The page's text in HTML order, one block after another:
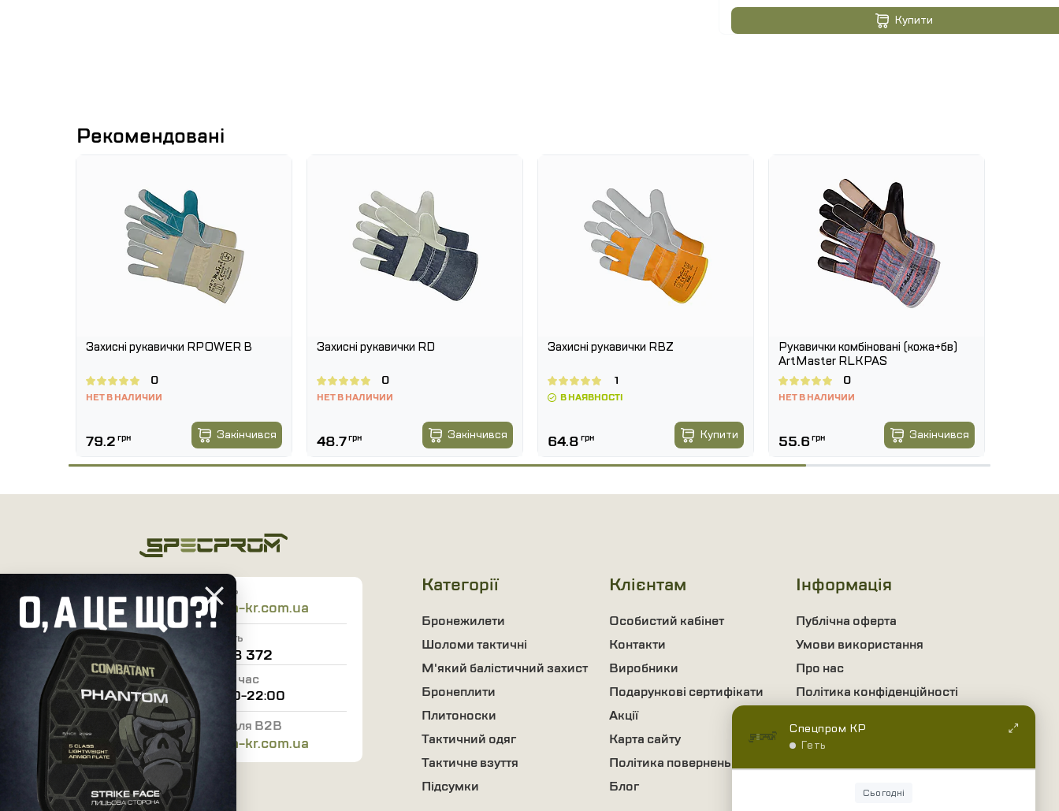
Купити
Рекомендовані
Захисні рукавички RPOWER B
НЕТ В НАЛИЧИИ
0
79.2 грн Закінчився
Захисні рукавички RD
НЕТ В НАЛИЧИИ
0
48.7грн Закінчився
Захисні рукавички RBZ
В НАЯВНОСТІ
1
64.8 грн Купити
Рукавички комбіновані (кожа+бв)
ArtMaster RLKPAS
НЕТ В НАЛИЧИИ
0
55.6 грн Закінчився
Пишіть
info@specprom-kr.com.ua
Дзвоніть
0 800 338 372
Робочий час
ПН-НД: 09:00-22:00
Бухгалтерія для B2B
buh@specprom-kr.com.ua
Категорії
Бронежилети
Шоломи тактичні
М'який балістичний захист
Бронеплити
Плитоноски
Тактичний одяг
Тактичне взуття
Підсумки
Клієнтам
Особистий кабінет
Контакти
Виробники
Подарункові сертифікати
Акції
Карта сайту
Політика повернень
Блог
Інформація
Публічна оферта
Умови використання
Про нас
Політика конфіденційності
оплату
Спецпром КР
Геть
Сьогодні